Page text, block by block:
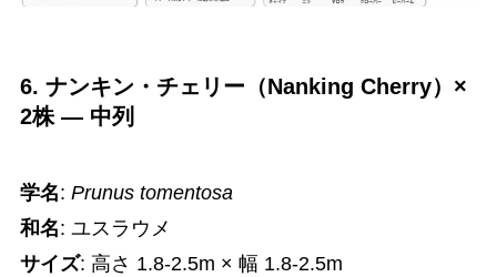
6. ナンキン・チェリー（Nanking Cherry）×
2株 — 中列
学名: Prunus tomentosa
和名: ユスラウメ
サイズ: 高さ 1.8-2.5m × 幅 1.8-2.5m